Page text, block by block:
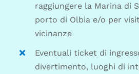
raggiungere la Marina di
porto di Olbia e/o per
vicinanze
Eventuali ticket di
divertimento, luoghi di